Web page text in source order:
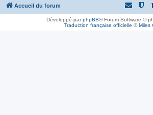
Accueil du forum
Développé parphpBB® Forum Software ©
Traduction française officielle ©Miles